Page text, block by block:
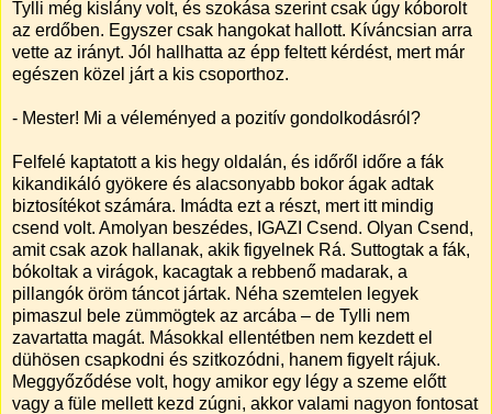
Tylli még kislány volt, és szokása szerint csak úgy kóborolt
az erdőben. Egyszer csak hangokat hallott. Kíváncsian arra
vette az irányt. Jól hallhatta az épp feltett kérdést, mert már
egészen közel járt a kis csoporthoz.
- Mester! Mi a véleményed a pozitív gondolkodásról?
Felfelé kaptatott a kis hegy oldalán, és időről időre a fák
kikandikáló gyökere és alacsonyabb bokor ágak adtak
biztosítékot számára. Imádta ezt a részt, mert itt mindig
csend volt. Amolyan beszédes, IGAZI Csend. Olyan Csend,
amit csak azok hallanak, akik figyelnek Rá. Suttogtak a fák,
bókoltak a virágok, kacagtak a rebbenő madarak, a
pillangók öröm táncot jártak. Néha szemtelen legyek
pimaszul bele zümmögtek az arcába – de Tylli nem
zavartatta magát. Másokkal ellentétben nem kezdett el
dühösen csapkodni és szitkozódni, hanem figyelt rájuk.
Meggyőződése volt, hogy amikor egy légy a szeme előtt
vagy a füle mellett kezd zúgni, akkor valami nagyon fontosat